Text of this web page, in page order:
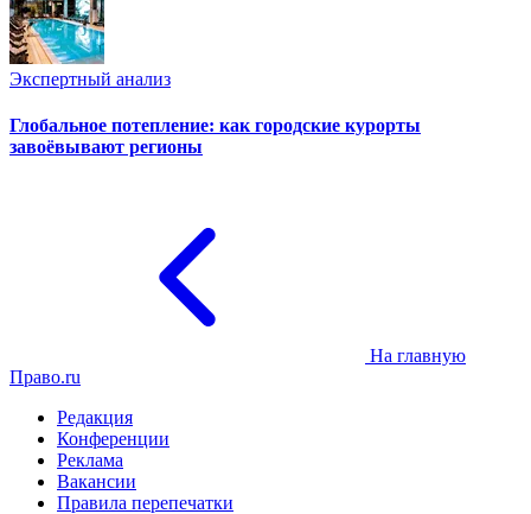
Экспертный анализ
Глобальное потепление: как городские курорты
завоёвывают регионы
На главную
Право.ru
Редакция
Конференции
Реклама
Вакансии
Правила перепечатки